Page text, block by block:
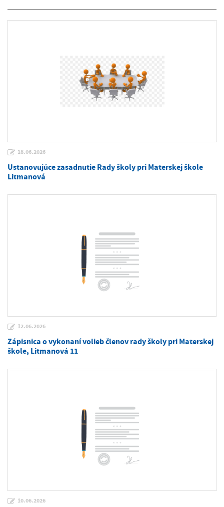
18.06.2026
Ustanovujúce zasadnutie Rady školy pri Materskej škole
Litmanová
12.06.2026
Zápisnica o vykonaní volieb členov rady školy pri Materskej
škole, Litmanová 11
10.06.2026